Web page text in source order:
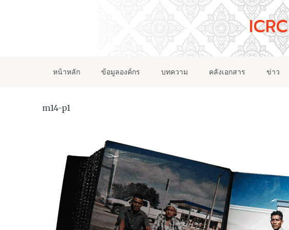
หน้าหลัก ข้อมูลองค์กร บทความ คลังเอกสาร ข่าว
m14-p1